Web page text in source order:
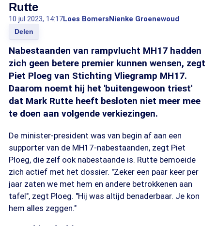
Rutte
10 jul 2023, 14:17Loes BomersNienke Groenewoud
Delen
Nabestaanden van rampvlucht MH17 hadden
zich geen betere premier kunnen wensen, zegt
Piet Ploeg van Stichting Vliegramp MH17.
Daarom noemt hij het 'buitengewoon triest'
dat Mark Rutte heeft besloten niet meer mee
te doen aan volgende verkiezingen.
De minister-president was van begin af aan een
supporter van de MH17-nabestaanden, zegt Piet
Ploeg, die zelf ook nabestaande is. Rutte bemoeide
zich actief met het dossier. "Zeker een paar keer per
jaar zaten we met hem en andere betrokkenen aan
tafel", zegt Ploeg. "Hij was altijd benaderbaar. Je kon
hem alles zeggen."